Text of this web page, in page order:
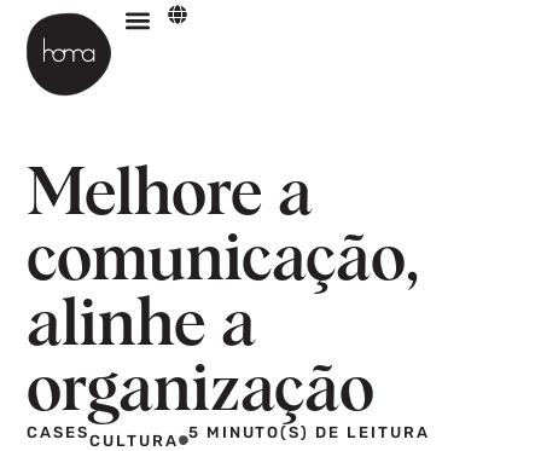
Melhore a
comunicação,
alinhe a
organização
CASESCULTURA 5 MINUTO(S) DE LEITURA